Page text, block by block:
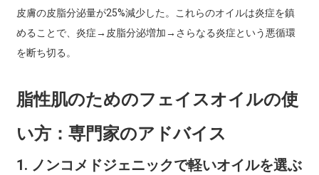
皮膚の皮脂分泌量が25%減少した。これらのオイルは炎症を鎮
めることで、炎症→皮脂分泌増加→さらなる炎症という悪循環
を断ち切る。
脂性肌のためのフェイスオイルの使
い方：専門家のアドバイス
1. ノンコメドジェニックで軽いオイルを選ぶ